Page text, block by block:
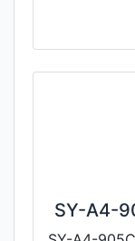
SY-A4-